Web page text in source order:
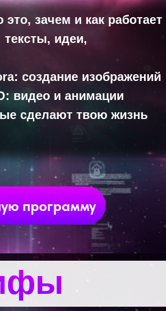
это, зачем и как работает
тексты, идеи,
создание изображений
видео и анимации
сделают твою жизнь
программу